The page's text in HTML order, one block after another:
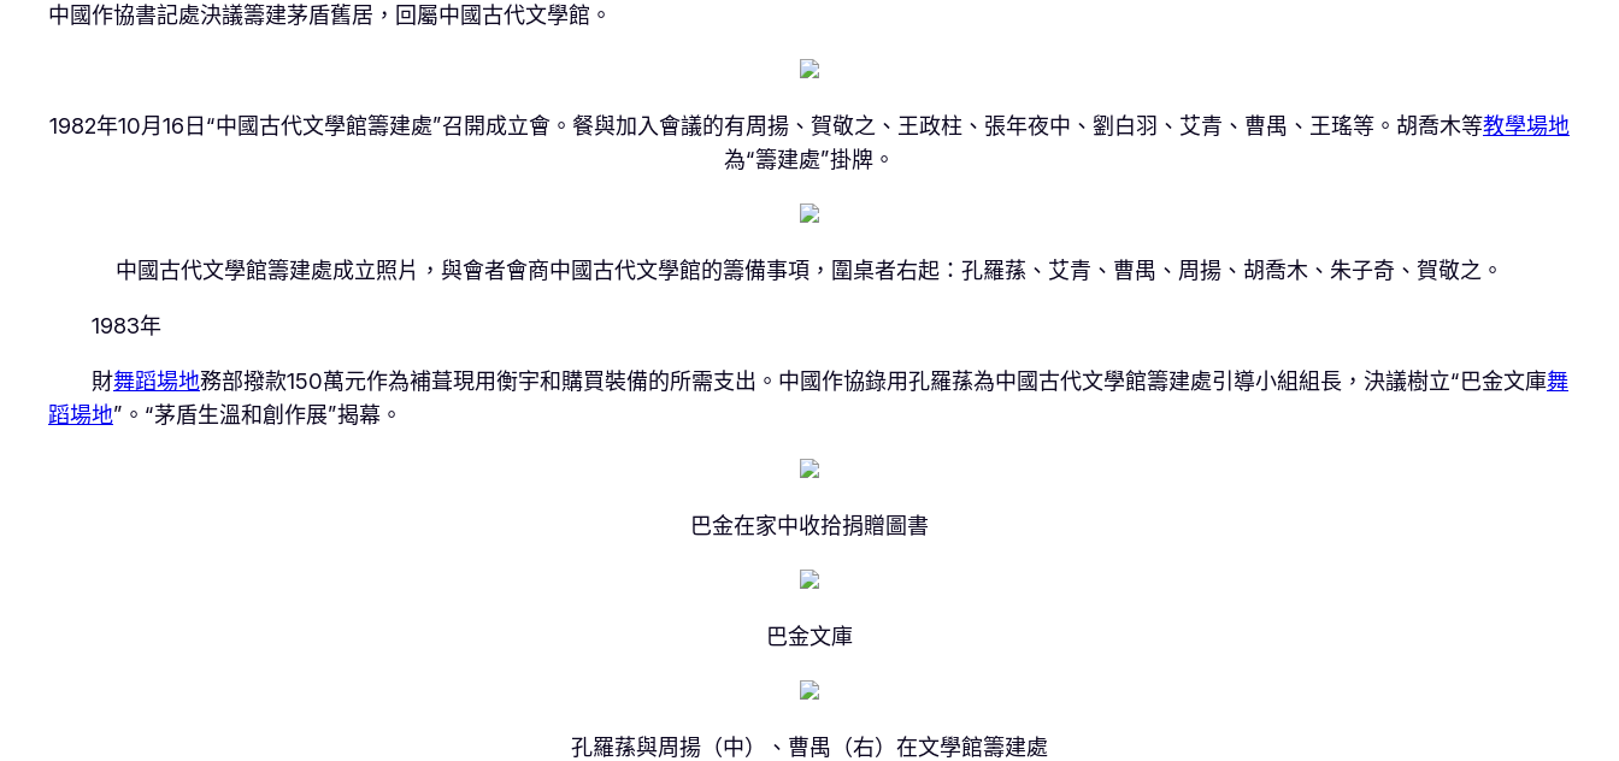
中國作協書記處決議籌建茅盾舊居，回屬中國古代文學館。
1982年10月16日“中國古代文學館籌建處”召開成立會。餐與加入會議的有周揚、賀敬之、王政柱、張年夜中、劉白羽、艾青、曹禺、王瑤等。胡喬木等教學場地
為“籌建處”掛牌。
中國古代文學館籌建處成立照片，與會者會商中國古代文學館的籌備事項，圍桌者右起：孔羅蓀、艾青、曹禺、周揚、胡喬木、朱子奇、賀敬之。
1983年
財舞蹈場地務部撥款150萬元作為補葺現用衡宇和購買裝備的所需支出。中國作協錄用孔羅蓀為中國古代文學館籌建處引導小組組長，決議樹立“巴金文庫舞
蹈場地”。“茅盾生溫和創作展”揭幕。
巴金在家中收拾捐贈圖書
巴金文庫
孔羅蓀與周揚（中）、曹禺（右）在文學館籌建處